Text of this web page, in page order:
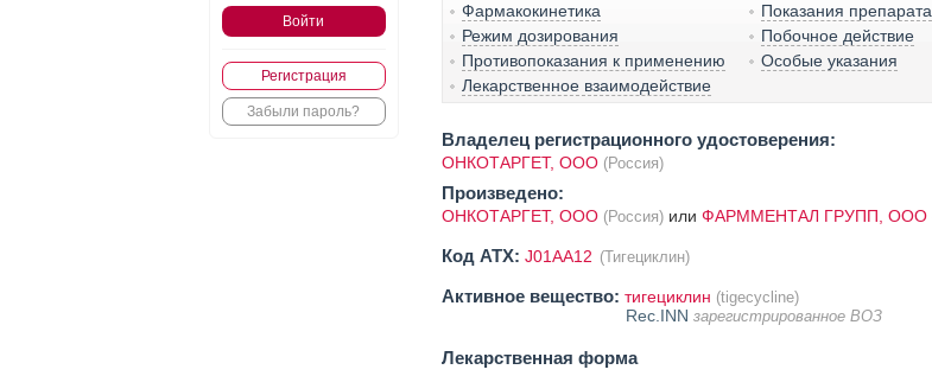
Регистрация
Забыли пароль?
Фармакокинетика
Показания препарата
Режим дозирования
Побочное действие
Противопоказания к применению
Особые указания
Лекарственное взаимодействие
Владелец регистрационного удостоверения:
ОНКОТАРГЕТ, ООО (Россия)
Произведено:
ОНКОТАРГЕТ, ООО (Россия)или ФАРММЕНТАЛ ГРУПП, ООО
Код ATX: J01AA12 (Тигециклин)
Активное вещество: тигециклин (tigecycline)
Rec.INN зарегистрированное ВОЗ
Лекарственная форма